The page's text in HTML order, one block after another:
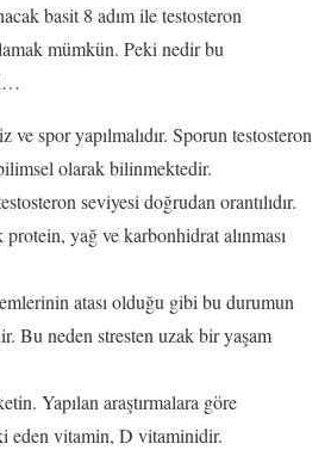
basit 8 adım ile testosteron
mümkün. Peki nedir bu
ve spor yapılmalıdır. Sporun testosteron
olarak bilinmektedir.
seviyesi doğrudan orantılıdır.
yağ ve karbonhidrat alınması
atası olduğu gibi bu durumun
Bu neden stresten uzak bir yaşam
Yapılan araştırmalara göre
eden vitamin, D vitaminidir.